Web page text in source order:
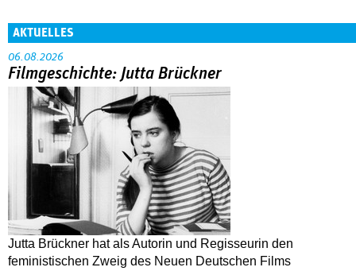
AKTUELLES
06.08.2026
Filmgeschichte: Jutta Brückner
Jutta Brückner hat als Autorin und Regisseurin den
feministischen Zweig des Neuen Deutschen Films